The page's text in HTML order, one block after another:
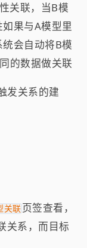
关联，当B模
果与A模型里
会自动将B模
的数据做关联
发关系的建
关联页签查看，
关系，而目标